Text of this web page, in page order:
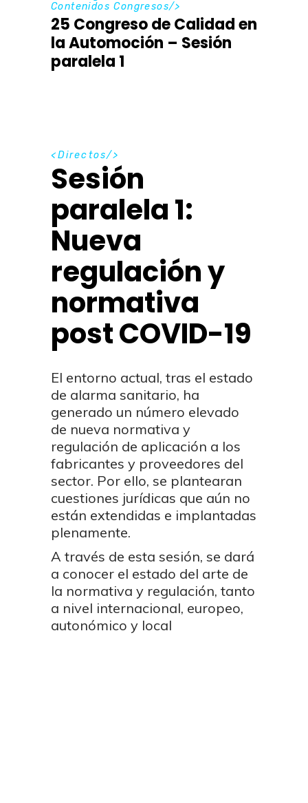
Contenidos Congresos/>
25 Congreso de Calidad en
la Automoción – Sesión
paralela 1
Directos
Sesión
paralela 1:
Nueva
regulación y
normativa
post COVID-19
El entorno actual, tras el estado
de alarma sanitario, ha
generado un número elevado
de nueva normativa y
regulación de aplicación a los
fabricantes y proveedores del
sector. Por ello, se plantearan
cuestiones jurídicas que aún no
están extendidas e implantadas
plenamente.
A través de esta sesión, se dará
a conocer el estado del arte de
la normativa y regulación, tanto
a nivel internacional, europeo,
autonómico y local